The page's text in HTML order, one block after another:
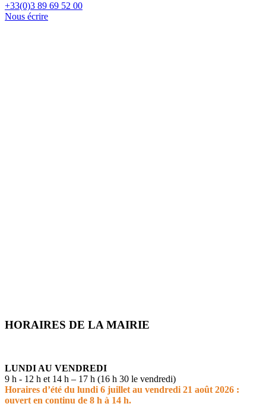
+33(0)3 89 69 52 00
Nous écrire
HORAIRES DE LA MAIRIE
LUNDI AU VENDREDI
9 h - 12 h et 14 h – 17 h (16 h 30 le vendredi)
Horaires d’été du lundi 6 juillet au vendredi 21 août 2026 :
ouvert en continu de 8 h à 14 h.